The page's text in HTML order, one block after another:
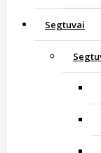
Segtuvai